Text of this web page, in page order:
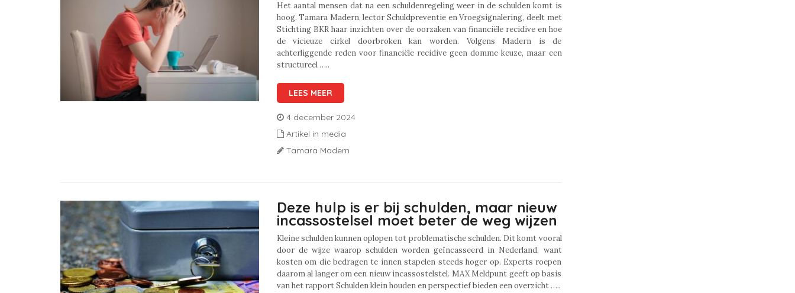
Het aantal mensen dat na een schuldenregeling weer in de schulden komt is
hoog. Tamara Madern, lector Schuldpreventie en Vroegsignalering, deelt met
Stichting BKR haar inzichten over de oorzaken van financiële recidive en hoe
de vicieuze cirkel doorbroken kan worden. Volgens Madern is de
achterliggende reden voor financiële recidive geen domme keuze, maar een
structureel …..
LEES MEER
4 december 2024
Artikel in media
Tamara Madern
Deze hulp is er bij schulden, maar nieuw
incassostelsel moet beter de weg wijzen
Kleine schulden kunnen oplopen tot problematische schulden. Dit komt vooral
door de wijze waarop schulden worden geïncasseerd in Nederland, want
kosten om die bedragen te innen stapelen steeds hoger op. Experts roepen
daarom al langer om een nieuw incassostelstel. MAX Meldpunt geeft op basis
van het rapport Schulden klein houden en perspectief bieden een overzicht …..